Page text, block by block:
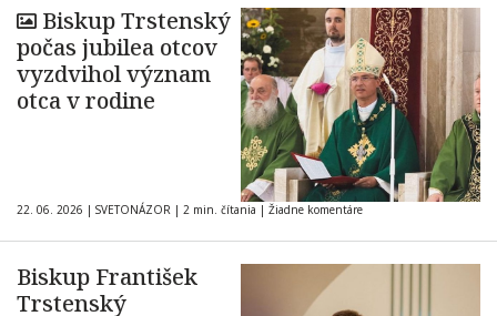
Biskup Trstenský
počas jubilea otcov
vyzdvihol význam
otca v rodine
22. 06. 2026 | SVETONÁZOR | 2 min. čítania | Žiadne komentáre
Biskup František
Trstenský